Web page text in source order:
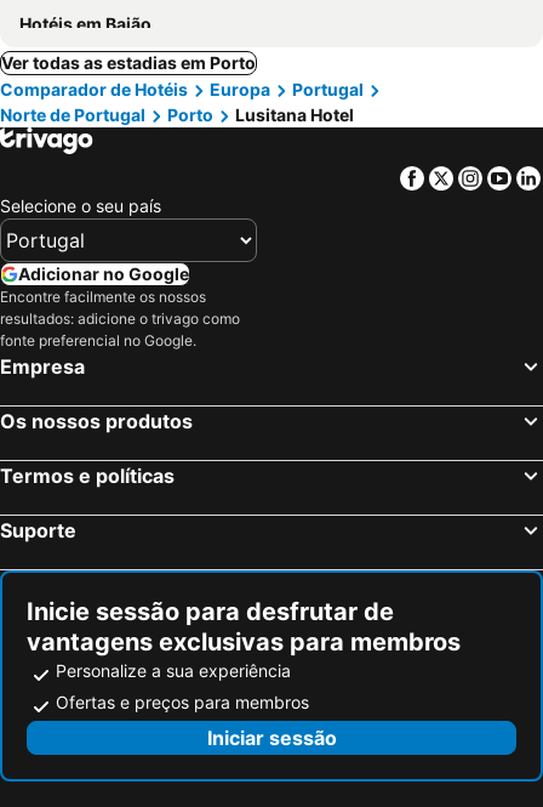
Hotéis em Baião
Ver todas as estadias em Porto
Comparador de Hotéis
Europa
Portugal
Norte de Portugal
Porto Lusitana Hotel
Facebook
Twitter
Selecione o seu país
Adicionar no Google
Encontre facilmente os nossos
resultados: adicione o trivago como
fonte preferencial no Google.
Empresa
Os nossos produtos
Termos e políticas
Suporte
Inicie sessão para desfrutar de
vantagens exclusivas para membros
Personalize a sua experiência
Ofertas e preços para membros
Iniciar sessão